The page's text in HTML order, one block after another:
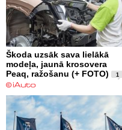
Škoda uzsāk sava lielākā
modeļa, jaunā krosovera
Peaq, ražošanu (+ FOTO)
1